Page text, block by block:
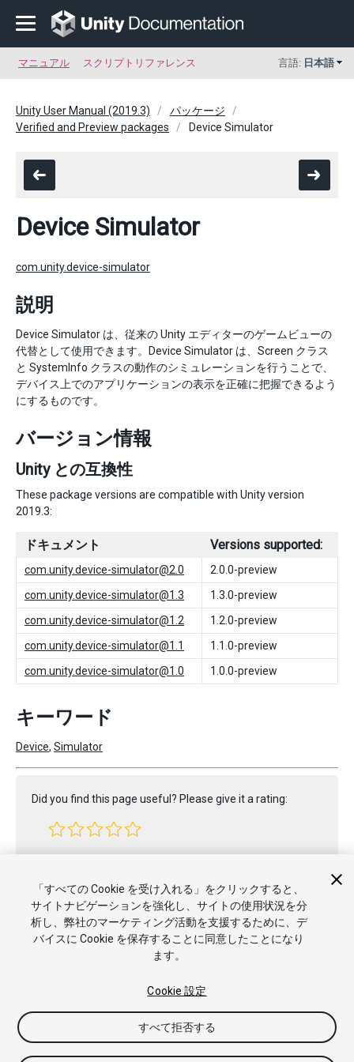
マニュアル スクリプトリファレンス 言語: 日本語
Unity User Manual (2019.3)
パッケージ
Verified and Preview packages
Device Simulator
Device Simulator
com.unity.device-simulator
説明
Device Simulator は、従来の Unity エディターのゲームビューの
代替として使用できます。Device Simulator は、Screen クラス
と SystemInfo クラスの動作のシミュレーションを行うことで、
デバイス上でのアプリケーションの表示を正確に把握できるよう
にするものです。
バージョン情報
Unity との互換性
These package versions are compatible with Unity version
2019.3:
ドキュメント Versions supported:
com.unity.device-simulator@2.0
2.0.0-preview
com.unity.device-simulator@1.3
1.3.0-preview
com.unity.device-simulator@1.2
1.2.0-preview
com.unity.device-simulator@1.1
1.1.0-preview
com.unity.device-simulator@1.0
1.0.0-preview
キーワード
Device, Simulator
Did you find this page useful? Please give it a rating:
Copyright © 2020 Unity Technologies. Publication 2019.3
チュートリアル
ナレッジベース
「すべての Cookie を受け入れる」をクリックすると、
サイトナビゲーションを強化し、サイトの使用状況を分
析し、弊社のマーケティング活動を支援するために、デ
バイスに Cookie を保存することに同意したことになり
ます。
Cookie 設定
すべて拒否する